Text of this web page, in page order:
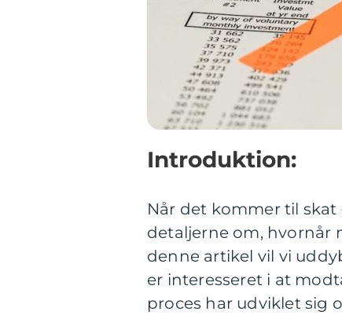
Introduktion:
Når det kommer til
detaljerne om, hvornår
denne artikel vil vi
er interesseret i at
proces har udviklet sig